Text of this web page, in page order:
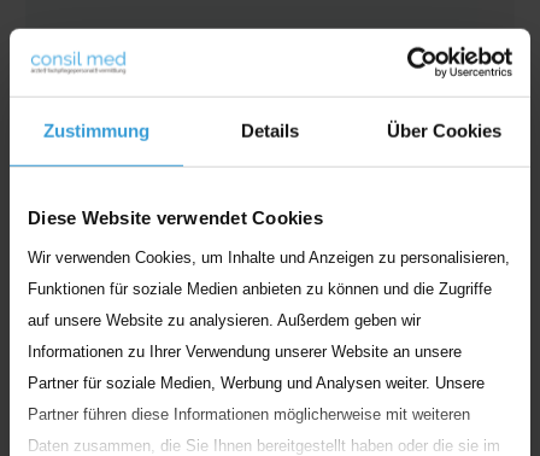
Zustimmung Details Über Cookies
Diese Website verwendet Cookies
Wir verwenden Cookies, um Inhalte und Anzeigen zu personalisieren,
Funktionen für soziale Medien anbieten zu können und die Zugriffe
auf unsere Website zu analysieren. Außerdem geben wir
Informationen zu Ihrer Verwendung unserer Website an unsere
Partner für soziale Medien, Werbung und Analysen weiter. Unsere
Partner führen diese Informationen möglicherweise mit weiteren
Daten zusammen, die Sie Ihnen bereitgestellt haben oder die sie im